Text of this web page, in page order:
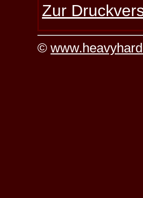
Zur
©